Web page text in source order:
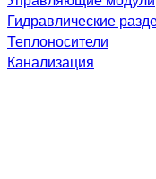
Гидравлические
Теплоносители
Канализация